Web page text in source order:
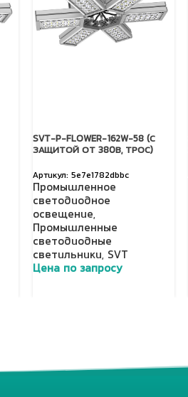
SVT-P-FLOWER-162W-58 (С
ЗАЩИТОЙ ОТ 380В, ТРОС)
5e7e1782dbbc
Промышленное
светодиодное
освещение,
Промышленные
светодиодные
светильники, SVT
Цена по запросу